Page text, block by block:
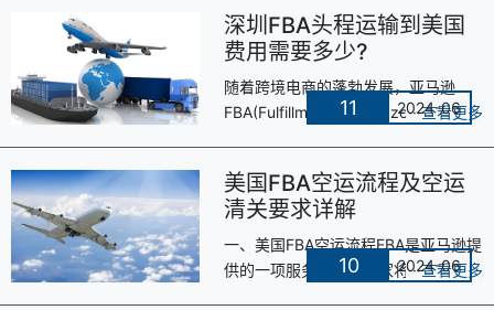
个过程中···
11 2024-06
深圳FBA头程运输到美国
费用需要多少?
随着跨境电商的蓬勃发展，亚马逊
FBA(Fulfillment by Amazon)服务已
国···
10 2024-06
美国FBA空运流程及空运
清关要求详解
一、美国FBA空运流程FBA是亚马逊提
供的一项服务，允许卖家将库存存储